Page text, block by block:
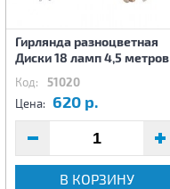
Гирлянда разноцветная
Диски 18 ламп 4,5 метров
Код: 51020
Цена: 620 р.
В КОРЗИНУ